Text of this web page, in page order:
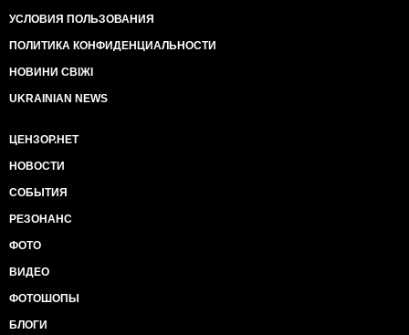
УСЛОВИЯ ПОЛЬЗОВАНИЯ
ПОЛИТИКА КОНФИДЕНЦИАЛЬНОСТИ
НОВИНИ СВІЖІ
UKRAINIAN NEWS
ЦЕНЗОР.НЕТ
НОВОСТИ
СОБЫТИЯ
РЕЗОНАНС
ФОТО
ВИДЕО
ФОТОШОПЫ
БЛОГИ